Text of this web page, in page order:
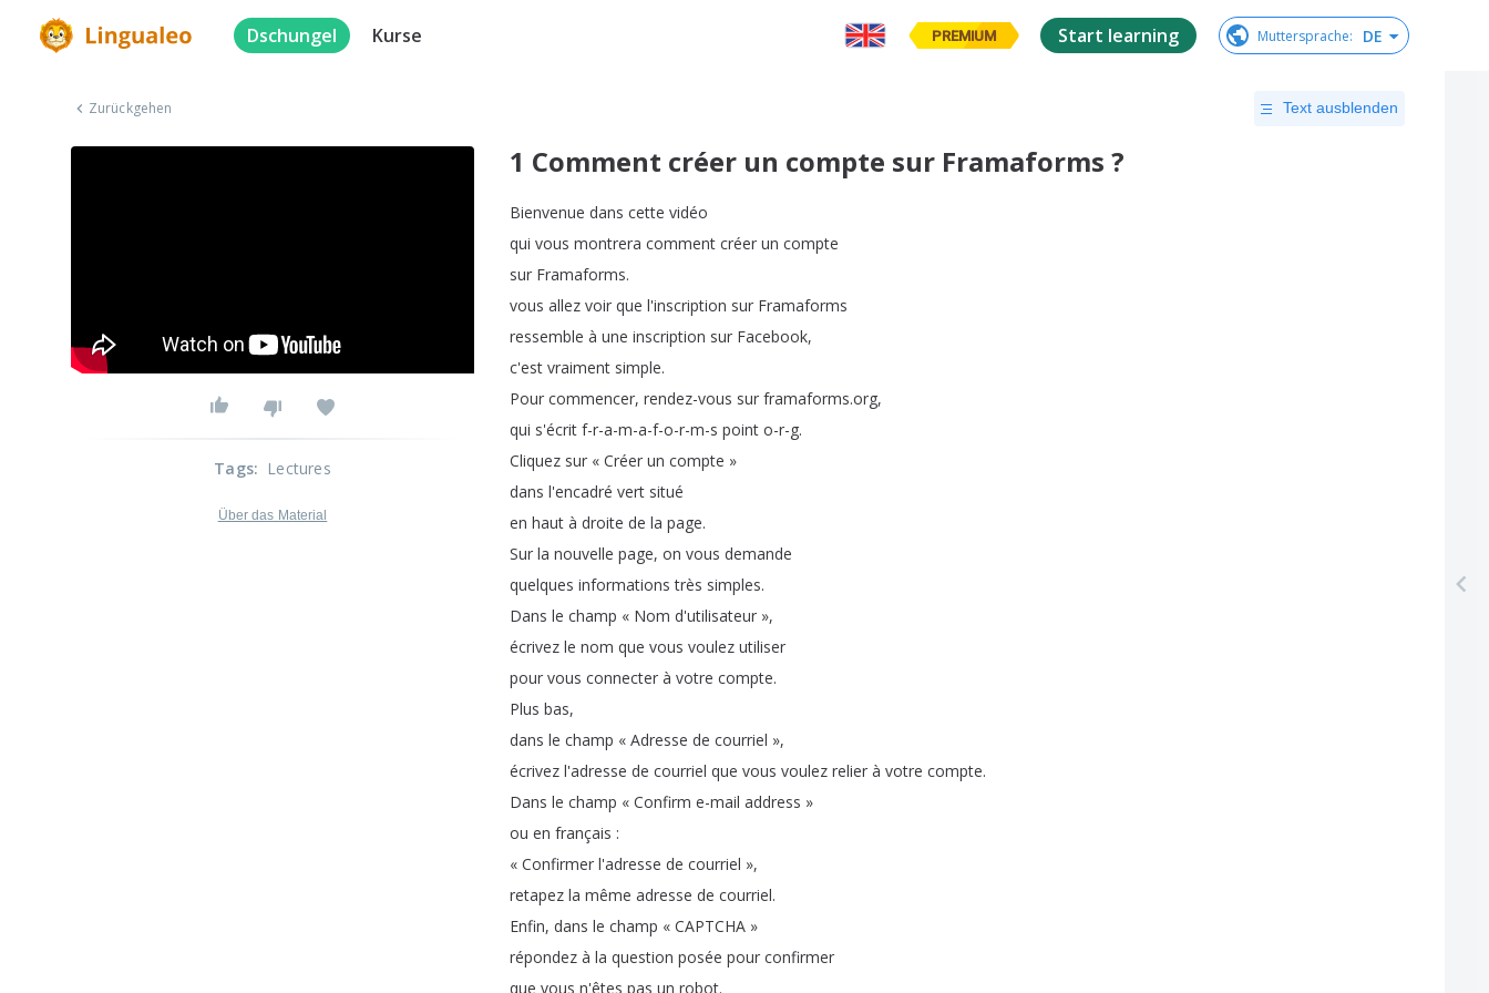
Dschungel Kurse PREMIUM Start learning Muttersprache: DE
Zurückgehen Text ausblenden
1 Comment créer un compte sur Framaforms ?
Bienvenue dans cette vidéo
qui vous montrera comment créer un compte
sur Framaforms.
vous allez voir que l'inscription sur Framaforms
ressemble à une inscription sur Facebook,
c'est vraiment simple.
Pour commencer, rendez-vous sur framaforms.org,
qui s'écrit f-r-a-m-a-f-o-r-m-s point o-r-g.
Cliquez sur « Créer un compte »
dans l'encadré vert situé
en haut à droite de la page.
Sur la nouvelle page, on vous demande
quelques informations très simples.
Dans le champ « Nom d'utilisateur »,
écrivez le nom que vous voulez utiliser
pour vous connecter à votre compte.
Plus bas,
dans le champ « Adresse de courriel »,
écrivez l'adresse de courriel que vous voulez relier à votre compte.
Dans le champ « Confirm e-mail address »
ou en français :
« Confirmer l'adresse de courriel »,
retapez la même adresse de courriel.
Enfin, dans le champ « CAPTCHA »
répondez à la question posée pour confirmer
que vous n'êtes pas un robot.
Tags: Lectures
Über das Material